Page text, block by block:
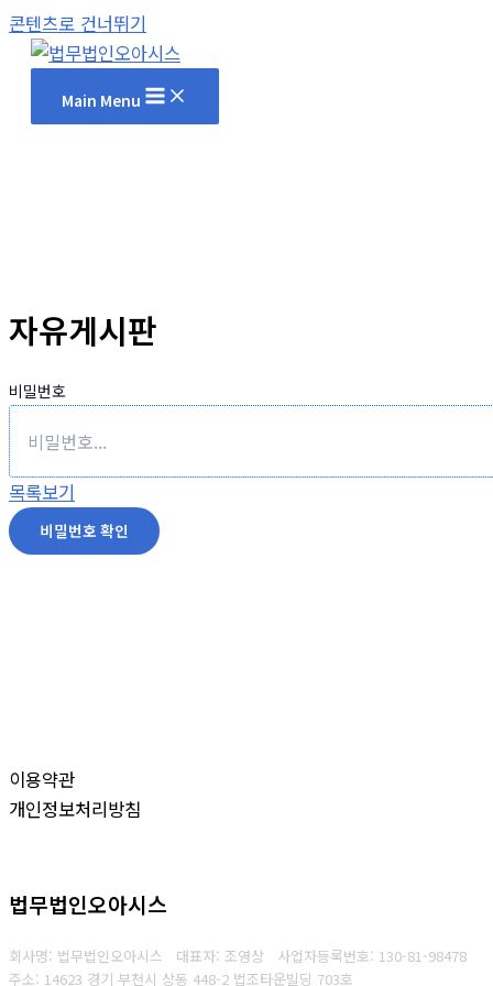
콘텐츠로 건너뛰기
Main Menu
자유게시판
비밀번호
목록보기
비밀번호 확인
이용약관
개인정보처리방침
법무법인오아시스
회사명: 법무법인오아시스 대표자: 조영상 사업자등록번호: 130-81-98478
주소: 14623 경기 부천시 상동 448-2 법조타운빌딩 703호